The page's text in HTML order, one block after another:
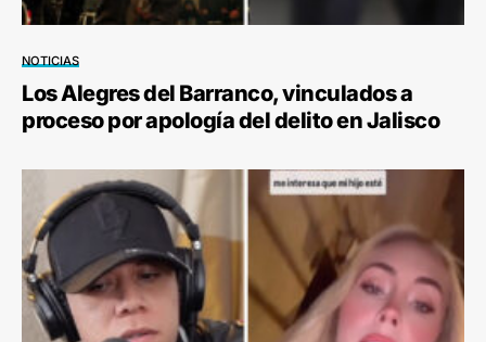
NOTICIAS
Los Alegres del Barranco, vinculados a
proceso por apología del delito en Jalisco